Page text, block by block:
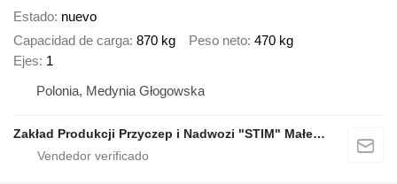
Estado nuevo
Capacidad de carga 870 kg Peso neto 470 kg
Ejes 1
Polonia, Medynia Głogowska
Zakład Produkcji Przyczep i Nadwozi "STIM" Małecki s.j.